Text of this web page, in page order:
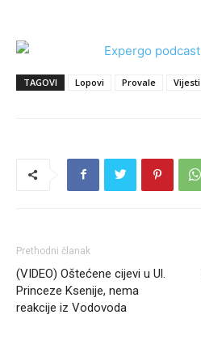
TAGOVI Lopovi Provale Vijesti
Prethodni članak
(VIDEO) Oštećene cijevi u Ul.
Princeze Ksenije, nema
reakcije iz Vodovoda